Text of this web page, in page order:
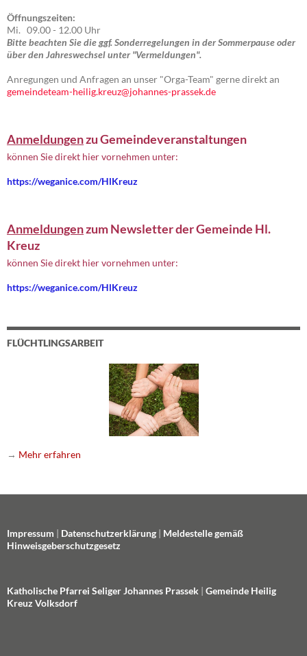
Öffnungszeiten:
Mi. 09.00 - 12.00 Uhr
Bitte beachten Sie die ggf. Sonderregelungen in der Sommerpause oder
über den Jahreswechsel unter "Vermeldungen".
Anregungen und Anfragen an unser "Orga-Team" gerne direkt an
gemeindeteam-heilig.kreuz@johannes-prassek.de
Anmeldungenzu Gemeindeveranstaltungen
können Sie direkt hier vornehmen unter:
https://weganice.com/HlKreuz
Anmeldungenzum Newsletter der Gemeinde Hl.
Kreuz
können Sie direkt hier vornehmen unter:
https://weganice.com/HlKreuz
FLÜCHTLINGSARBEIT
→ Mehr erfahren
Impressum | Datenschutzerklärung | Meldestelle gemäß
Hinweisgeberschutzgesetz
Katholische Pfarrei Seliger Johannes Prassek | Gemeinde Heilig
Kreuz Volksdorf